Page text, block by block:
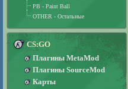
PB - Paint Ball
OTHER - Остальные
CS:GO
Плагины MetaMod
Плагины SourceMod
Карты